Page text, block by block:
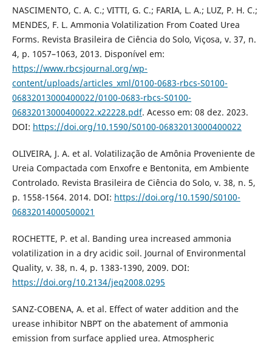
NASCIMENTO, C. A. C.; VITTI, G. C.; FARIA, L. A.; LUZ, P. H. C.;
MENDES, F. L. Ammonia Volatilization From Coated Urea
Forms. Revista Brasileira de Ciência do Solo, Viçosa, v. 37, n.
4, p. 1057–1063, 2013. Disponível em:
https://www.rbcsjournal.org/wp-
content/uploads/articles_xml/0100-0683-rbcs-S0100-
06832013000400022/0100-0683-rbcs-S0100-
06832013000400022.x22228.pdf. Acesso em: 08 dez. 2023.
DOI: https://doi.org/10.1590/S0100-06832013000400022
OLIVEIRA, J. A. et al. Volatilização de Amônia Proveniente de
Ureia Compactada com Enxofre e Bentonita, em Ambiente
Controlado. Revista Brasileira de Ciência do Solo, v. 38, n. 5,
p. 1558-1564. 2014. DOI: https://doi.org/10.1590/S0100-
06832014000500021
ROCHETTE, P. et al. Banding urea increased ammonia
volatilization in a dry acidic soil. Journal of Environmental
Quality, v. 38, n. 4, p. 1383-1390, 2009. DOI:
https://doi.org/10.2134/jeq2008.0295
SANZ-COBENA, A. et al. Effect of water addition and the
urease inhibitor NBPT on the abatement of ammonia
emission from surface applied urea. Atmospheric